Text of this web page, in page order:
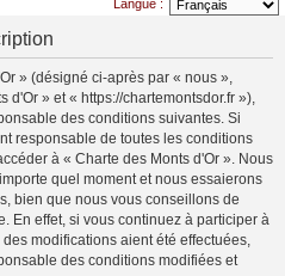
Langue :
» (désigné ci-après par « nous »,
d'Or » et « https://chartemontsdor.fr »),
des conditions suivantes. Si
responsable de toutes les conditions
à « Charte des Monts d'Or ». Nous
quel moment et nous essaierons
bien que nous vous conseillons de
En effet, si vous continuez à participer à
modifications aient été effectuées,
des conditions modifiées et